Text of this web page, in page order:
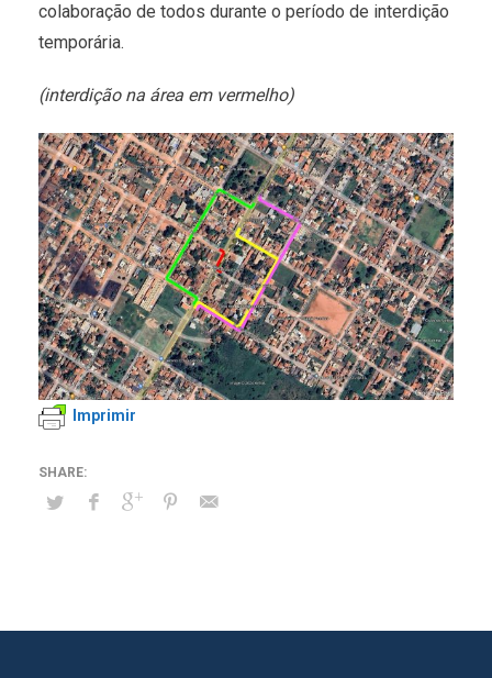
colaboração de todos durante o período de interdição
temporária.
(interdição na área em vermelho)
Imprimir